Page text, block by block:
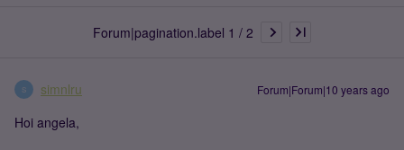
Forum|pagination.label 1 / 2
S simnlru Forum|Forum|10 years ago
Hoi angela,